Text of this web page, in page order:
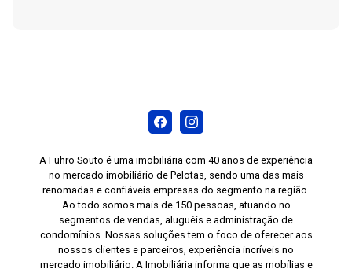
A Fuhro Souto é uma imobiliária com 40 anos de experiência
no mercado imobiliário de Pelotas, sendo uma das mais
renomadas e confiáveis empresas do segmento na região.
Ao todo somos mais de 150 pessoas, atuando no
segmentos de vendas, aluguéis e administração de
condomínios. Nossas soluções tem o foco de oferecer aos
nossos clientes e parceiros, experiência incríveis no
mercado imobiliário. A Imobiliária informa que as mobílias e